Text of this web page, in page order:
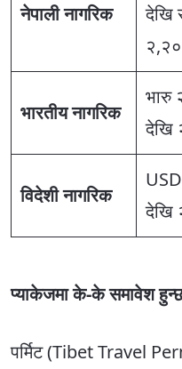
नेपाली नागरिक
देखि
भारतीय नागरिक
भारु
देखि
विदेशी नागरिक
देखि
प्याकेजमा के-के समावेश
पर्मिट (Tibet Travel